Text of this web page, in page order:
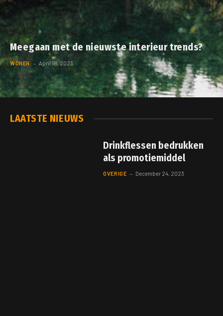
Meegaan met de nieuwste interieur trends?
WONEN April 18, 2023
LAATSTE NIEUWS
Drinkflessen bedrukken
als promotiemiddel
OVERIGE December 24, 2023